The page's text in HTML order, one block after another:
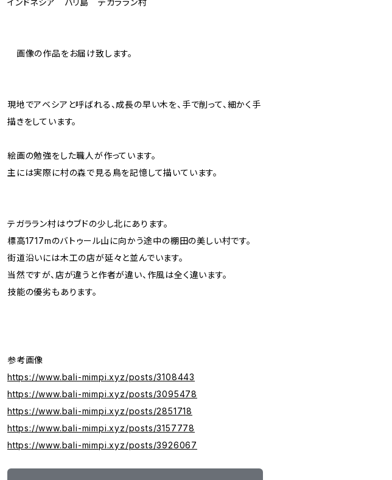
インドネシア バリ島 テガララン村
画像の作品をお届け致します。
現地でアベシアと呼ばれる、成長の早い木を、手で削って、細かく手
描きをしています。
絵画の勉強をした職人が作っています。
主には実際に村の森で見る鳥を記憶して描いています。
テガララン村はウブドの少し北にあります。
標高1717mのバトゥール山に向かう途中の棚田の美しい村です。
街道沿いには木工の店が延々と並んでいます。
当然ですが、店が違うと作者が違い、作風は全く違います。
技能の優劣もあります。
参考画像
https://www.bali-mimpi.xyz/posts/3108443
https://www.bali-mimpi.xyz/posts/3095478
https://www.bali-mimpi.xyz/posts/2851718
https://www.bali-mimpi.xyz/posts/3157778
https://www.bali-mimpi.xyz/posts/3926067